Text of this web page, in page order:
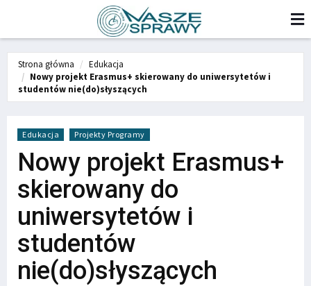
Strona główna
Edukacja
Nowy projekt Erasmus+ skierowany do uniwersytetów i
studentów nie(do)słyszących
Edukacja Projekty Programy
Nowy projekt Erasmus+
skierowany do
uniwersytetów i
studentów
nie(do)słyszących